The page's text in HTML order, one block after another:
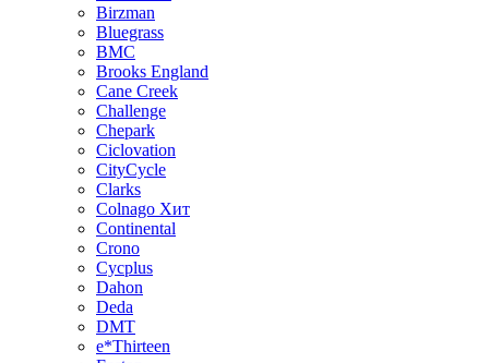
Birzman
Bluegrass
BMC
Brooks England
Cane Creek
Challenge
Chepark
Ciclovation
CityCycle
Clarks
Colnago Хит
Continental
Crono
Cycplus
Dahon
Deda
DMT
e*Thirteen